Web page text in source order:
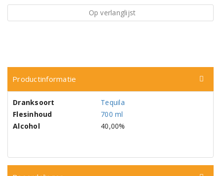
Op verlanglijst
Productinformatie
Dranksoort
Tequila
Flesinhoud
700 ml
Alcohol
40,00%